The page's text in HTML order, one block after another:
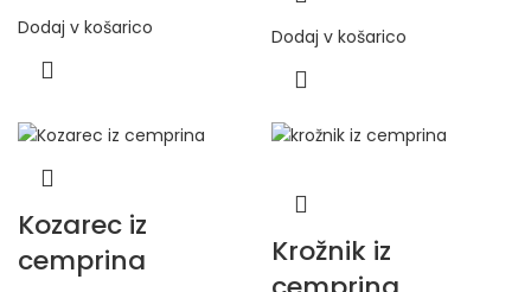
Dodaj v košarico Dodaj v košarico
Kozarec iz
cemprina
Krožnik iz